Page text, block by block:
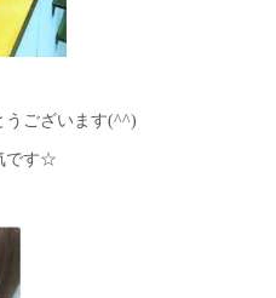
うございます(^^)
です☆